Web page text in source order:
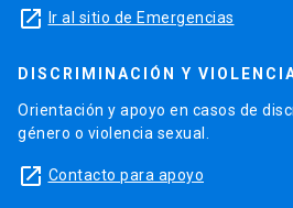
launch Ir al sitio de Emergencias
DISCRIMINACIÓN Y
Orientación y apoyo en casos de
género o violencia sexual.
launch Contacto para apoyo